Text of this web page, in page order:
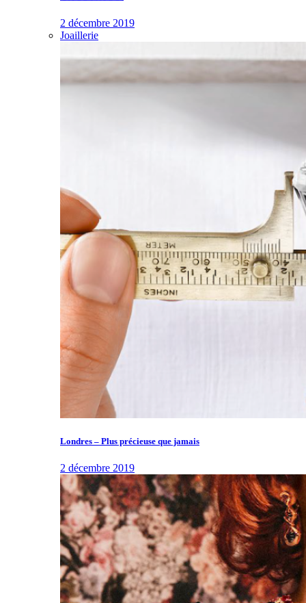
2 décembre 2019
Joaillerie
Londres – Plus précieuse que jamais
2 décembre 2019